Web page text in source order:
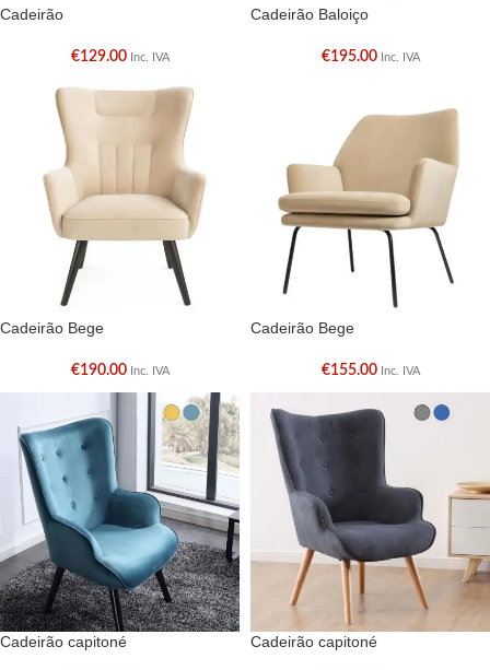
Cadeirão
€129.00 Inc. IVA
Cadeirão Baloiço
€195.00 Inc. IVA
Cadeirão Bege
€190.00 Inc. IVA
Cadeirão Bege
€155.00 Inc. IVA
Cadeirão capitoné Cadeirão capitoné